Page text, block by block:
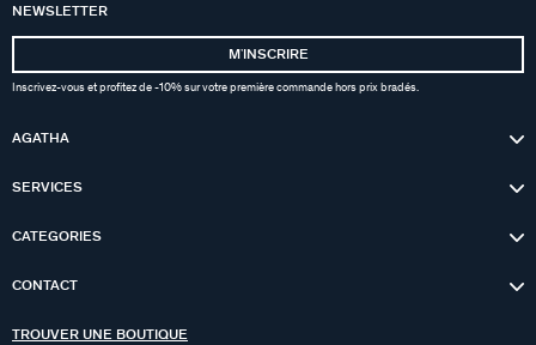
NEWSLETTER
MʼINSCRIRE
Inscrivez-vous et profitez de -10% sur votre première commande hors prix bradés.
AGATHA
SERVICES
CATEGORIES
CONTACT
TROUVER UNE BOUTIQUE